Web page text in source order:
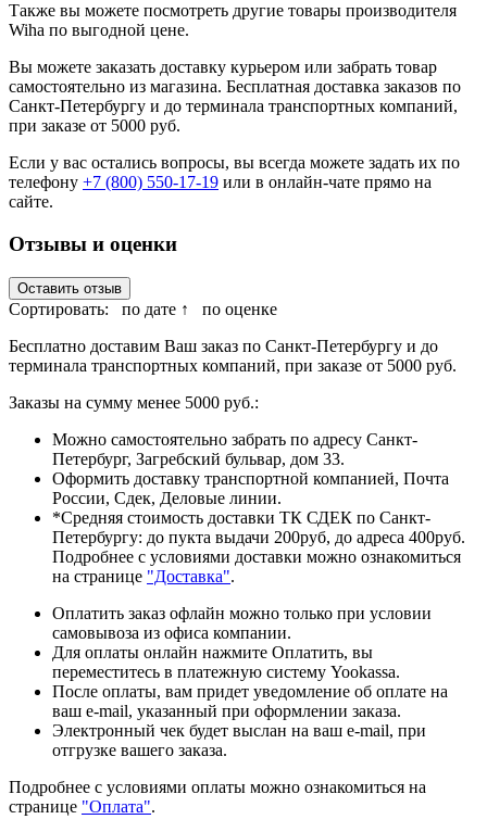
Также вы можете посмотреть другие товары производителя
Wiha по выгодной цене.
Вы можете заказать доставку курьером или забрать товар
самостоятельно из магазина. Бесплатная доставка заказов по
Санкт-Петербургу и до терминала транспортных компаний,
при заказе от 5000 руб.
Если у вас остались вопросы, вы всегда можете задать их по
телефону +7 (800) 550-17-19 или в онлайн-чате прямо на
сайте.
Отзывы и оценки
Оставить отзыв
Сортировать: по дате ↑
по оценке
Бесплатно доставим Ваш заказ по Санкт-Петербургу и до
терминала транспортных компаний, при заказе от 5000 руб.
Заказы на сумму менее 5000 руб.:
Можно самостоятельно забрать по адресу Санкт-
Петербург, Загребский бульвар, дом 33.
Оформить доставку транспортной компанией, Почта
России, Сдек, Деловые линии.
*Средняя стоимость доставки ТК СДЕК по Санкт-
Петербургу: до пукта выдачи 200руб, до адреса 400руб.
Подробнее с условиями доставки можно ознакомиться
на странице "Доставка".
Оплатить заказ офлайн можно только при условии
самовывоза из офиса компании.
Для оплаты онлайн нажмите Оплатить, вы
переместитесь в платежную систему Yookassa.
После оплаты, вам придет уведомление об оплате на
ваш e-mail, указанный при оформлении заказа.
Электронный чек будет выслан на ваш e-mail, при
отгрузке вашего заказа.
Подробнее с условиями оплаты можно ознакомиться на
странице "Оплата".